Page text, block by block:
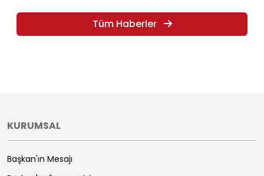
Tüm Haberler
KURUMSAL
Başkan'ın Mesajı